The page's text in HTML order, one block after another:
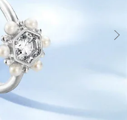
すべてのジュエリー